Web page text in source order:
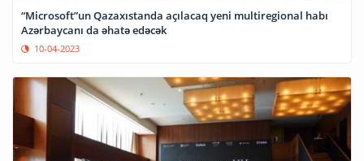
“Microsoft”un Qazaxıstanda açılacaq yeni multiregional habı
Azərbaycanı da əhatə edəcək
10-04-2023